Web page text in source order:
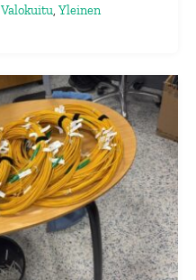
Valokuitu, Yleinen